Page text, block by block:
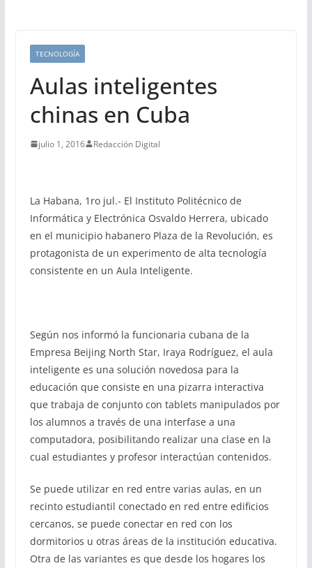
TECNOLOGÍA
Aulas inteligentes
chinas en Cuba
julio 1, 2016 Redacción Digital
La Habana, 1ro jul.- El Instituto Politécnico de
Informática y Electrónica Osvaldo Herrera, ubicado
en el municipio habanero Plaza de la Revolución, es
protagonista de un experimento de alta tecnología
consistente en un Aula Inteligente.
Según nos informó la funcionaria cubana de la
Empresa Beijing North Star, Iraya Rodríguez, el aula
inteligente es una solución novedosa para la
educación que consiste en una pizarra interactiva
que trabaja de conjunto con tablets manipulados por
los alumnos a través de una interfase a una
computadora, posibilitando realizar una clase en la
cual estudiantes y profesor interactúan contenidos.
Se puede utilizar en red entre varias aulas, en un
recinto estudiantil conectado en red entre edificios
cercanos, se puede conectar en red con los
dormitorios u otras áreas de la institución educativa.
Otra de las variantes es que desde los hogares los